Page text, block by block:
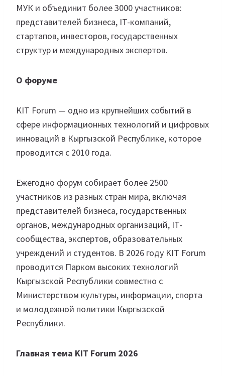
МУК и объединит более 3000 участников:
представителей бизнеса, IT-компаний,
стартапов, инвесторов, государственных
структур и международных экспертов.
О форуме
KIT Forum — одно из крупнейших событий в
сфере информационных технологий и цифровых
инноваций в Кыргызской Республике, которое
проводится с 2010 года.
Ежегодно форум собирает более 2500
участников из разных стран мира, включая
представителей бизнеса, государственных
органов, международных организаций, IT-
сообщества, экспертов, образовательных
учреждений и студентов. В 2026 году KIT Forum
проводится Парком высоких технологий
Кыргызской Республики совместно с
Министерством культуры, информации, спорта
и молодежной политики Кыргызской
Республики.
Главная тема KIT Forum 2026